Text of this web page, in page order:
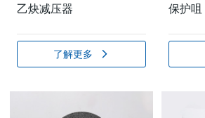
乙炔减压器
了解更多
保护咀